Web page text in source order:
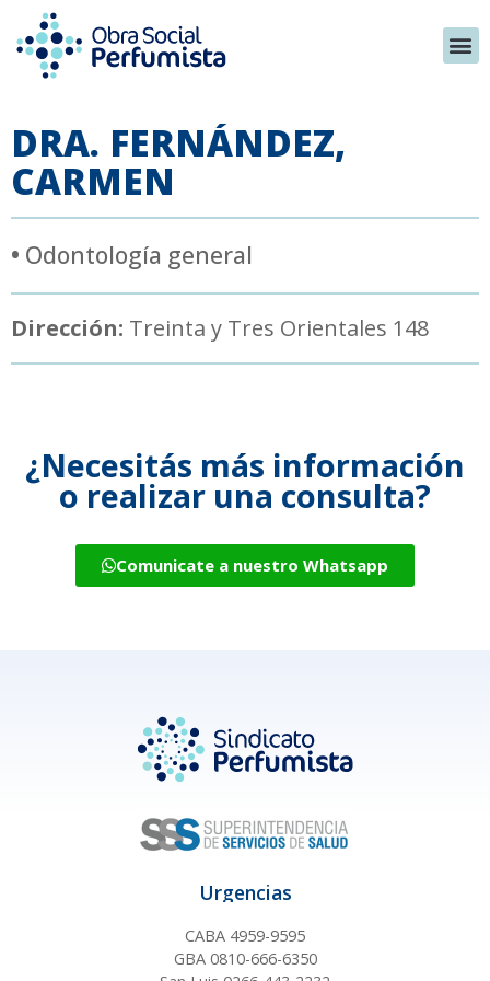
DRA. FERNÁNDEZ,
CARMEN
• Odontología general
Dirección: Treinta y Tres Orientales 148
¿Necesitás más información
o realizar una consulta?
Comunicate a nuestro Whatsapp
Urgencias
CABA 4959-9595
GBA 0810-666-6350